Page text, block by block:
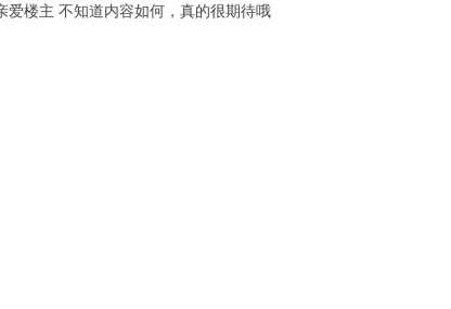
爱楼主 不知道内容如何，真的很期待哦